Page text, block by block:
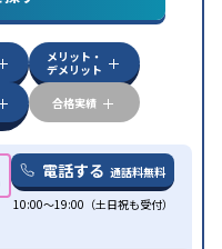
その
の振替可能 不登校生に対
トを利用オンライン対応
習のみの受講可発達障害
メリット・
デメリット
合格実績
電話する 通話料無料
10:00～19:00（土日祝も受付）